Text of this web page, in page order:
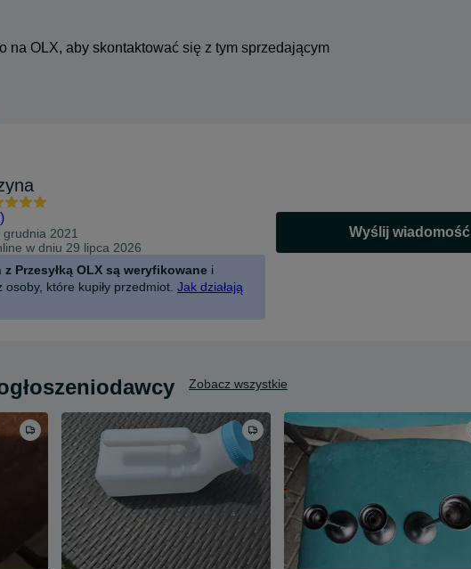
na OLX, aby skontaktować się z tym sprzedającym
)
grudnia 2021
w dniu 29 lipca 2026
Przesyłką OLX są weryfikowane i
które kupiły przedmiot. Jak działają
Wyślij wiadomość
Zobacz wszystkie